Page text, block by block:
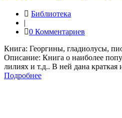
Библиотека
|
0 Комментариев
Книга: Георгины, гладиолусы,
Описание: Книга о наиболее
лилиях и т.д.. В ней дана
Подробнее